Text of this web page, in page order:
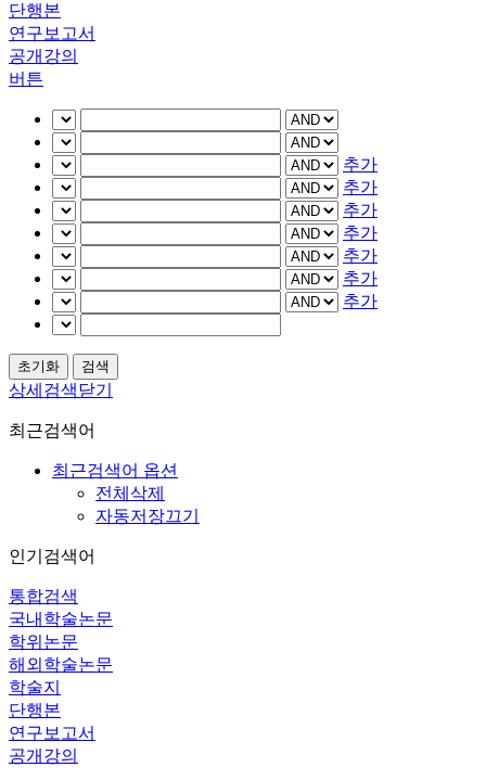
단행본
연구보고서
공개강의
버튼
추가
추가
추가
추가
추가
추가
추가
상세검색닫기
최근검색어
최근검색어 옵션
전체삭제
자동저장끄기
인기검색어
통합검색
국내학술논문
학위논문
해외학술논문
학술지
단행본
연구보고서
공개강의